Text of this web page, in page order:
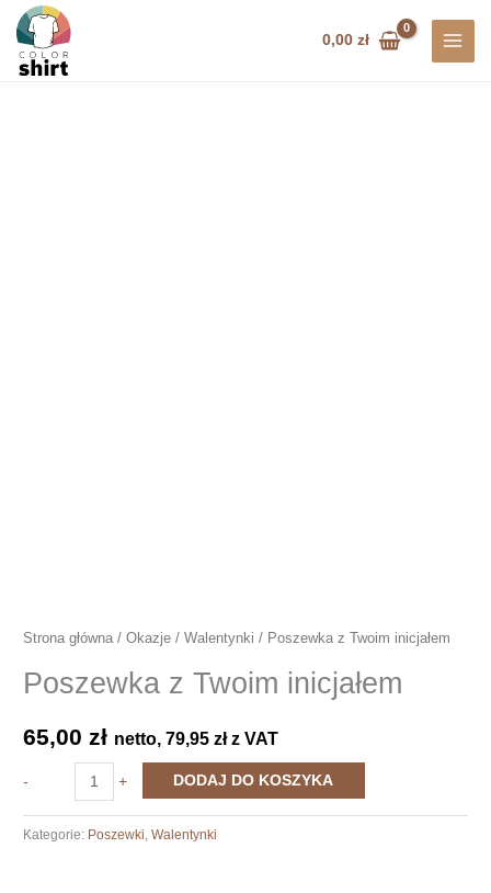
Przejdź
treści
0,00zł
Strona główna /Okazje /Walentynki / Poszewka z Twoim inicjałem
Poszewka z Twoim inicjałem
65,00 zł netto,79,95 złz VAT
-
Poszewka
z
+ DODAJ DO KOSZYKA
Kategorie: Poszewki,Walentynki